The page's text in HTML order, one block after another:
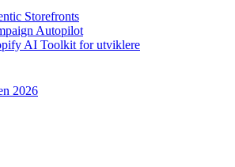
Storefronts
Autopilot
AI Toolkit for utviklere
2026